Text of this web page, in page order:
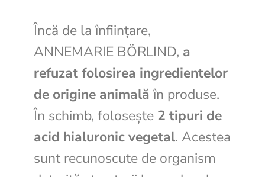
Încă de la înființare,
ANNEMARIE BÖRLIND, a
refuzat folosirea ingredientelor
de origine animală în produse.
În schimb, folosește 2 tipuri de
acid hialuronic vegetal. Acestea
sunt recunoscute de organism